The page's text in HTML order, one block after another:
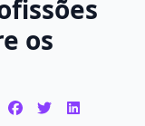
os